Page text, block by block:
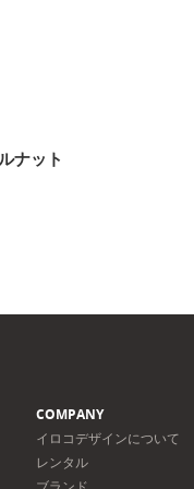
ナット
COMPANY
イロコデザインについて
レンタル